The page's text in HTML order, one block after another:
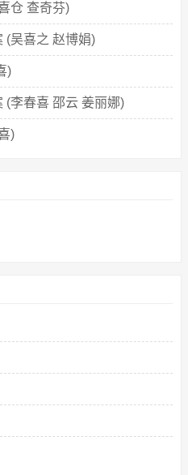
仓 查奇芬)
(吴喜之 赵博娟)
)
(李春喜 邵云 姜丽娜)
)